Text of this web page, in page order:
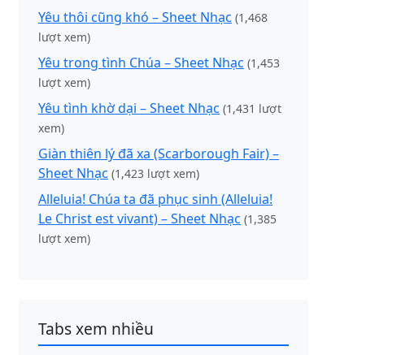
Yêu thôi cũng khó – Sheet Nhạc (1,468
lượt xem)
Yêu trong tình Chúa – Sheet Nhạc (1,453
lượt xem)
Yêu tình khờ dại – Sheet Nhạc (1,431 lượt
xem)
Giàn thiên lý đã xa (Scarborough Fair) –
Sheet Nhạc (1,423 lượt xem)
Alleluia! Chúa ta đã phục sinh (Alleluia!
Le Christ est vivant) – Sheet Nhạc (1,385
lượt xem)
Tabs xem nhiều